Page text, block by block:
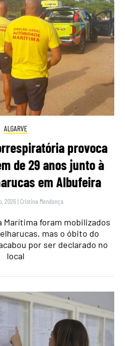
ALGARVE
provoca
de 29 anos junto à
em Albufeira
2026 | Cristina Mendonça
Marítima foram mobilizados
mas o óbito do
por ser declarado no
local